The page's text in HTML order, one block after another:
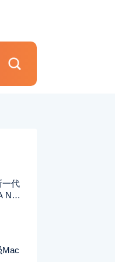
一代
NFC
Mac